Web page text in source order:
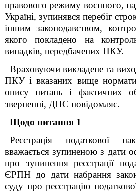
правового режиму воєнного,
Україні, зупинявся перебіг
іншим законодавством,
якого покладено на
випадків, передбачених ПКУ.
Враховуючи викладене та
ПКУ і вказаних вище
опису питань і фактичних
зверненні, ДПС повідомляє.
Щодо питання 1
Реєстрація податкової
вважається зупиненою з дати
про зупинення реєстрації
ЄРПН до дати набрання
суду про реєстрацію